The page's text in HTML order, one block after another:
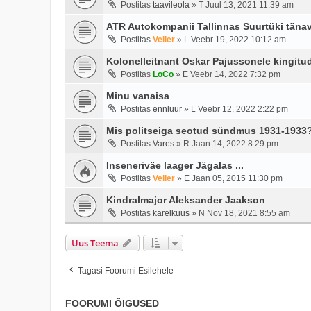
Postitas taavileola » T Juul 13, 2021 11:39 am
ATR Autokompanii Tallinnas Suurtüki
Postitas Veiler » L Veebr 19, 2022 10:12 am
Kolonelleitnant Oskar Pajussonele
Postitas LoCo » E Veebr 14, 2022 7:32 pm
Minu vanaisa
Postitas ennluur » L Veebr 12, 2022 2:22 pm
Mis politseiga seotud sündmus 1931-
Postitas Vares » R Jaan 14, 2022 8:29 pm
Inseneriväe laager Jägalas ...
Postitas Veiler » E Jaan 05, 2015 11:30 pm
Kindralmajor Aleksander Jaakson
Postitas karelkuus » N Nov 18, 2021 8:55 am
Uus Teema
Tagasi Foorumi Esilehele
FOORUMI ÕIGUSED